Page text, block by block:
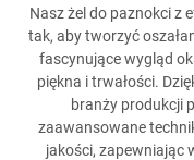
Nasz żel do paznokci z
tak, aby tworzyć
fascynujące wygląd
piękna i trwałości.
branży produkcji
zaawansowane
jakości, zapewniając